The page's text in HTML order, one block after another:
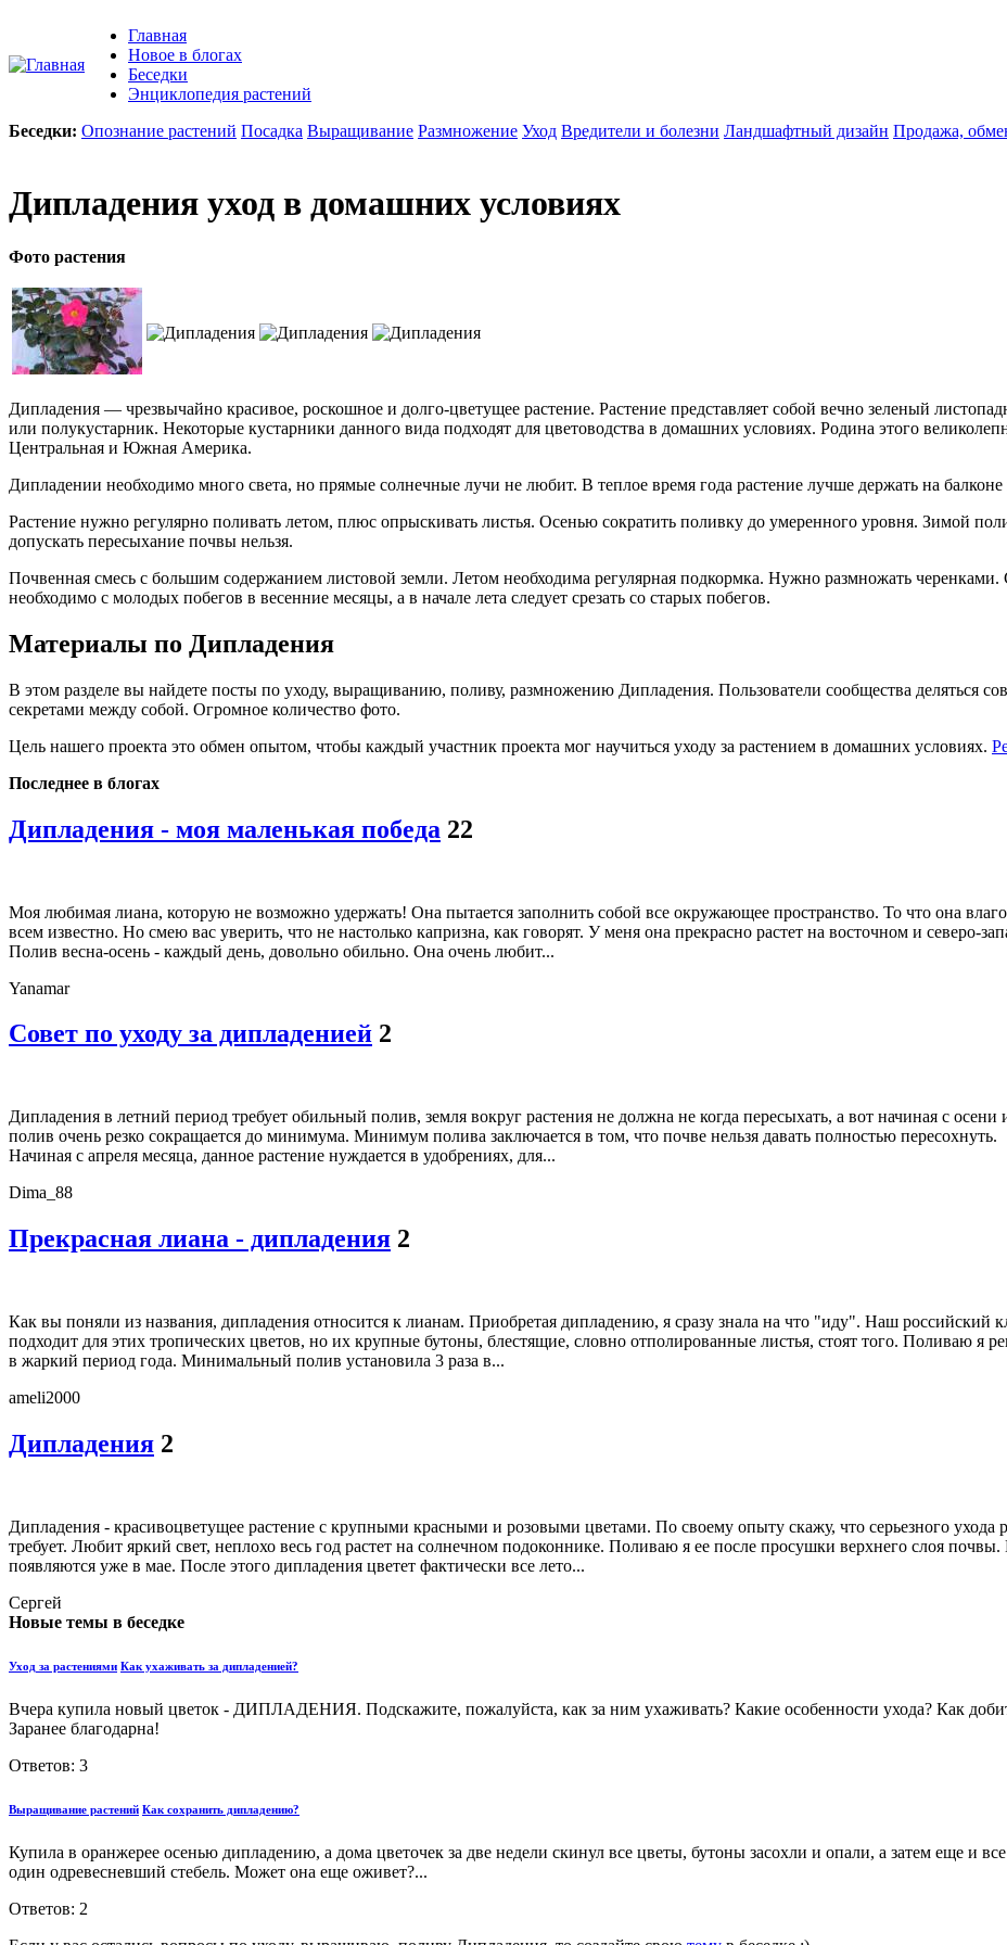
Главная
Новое в блогах
Беседки
Энциклопедия растений
Беседки: Опознание растений Посадка Выращивание Размножение Уход Вредители и болезни Ландшафтный дизайн Продажа,
Дипладения уход в домашних условиях
Фото растения
Дипладения — чрезвычайно красивое, роскошное и долго-цветущее растение. Растение представляет собой вечно зеленый
или полукустарник. Некоторые кустарники данного вида подходят для цветоводства в домашних условиях. Родина этого
Центральная и Южная Америка.
Дипладении необходимо много света, но прямые солнечные лучи не любит. В теплое время года растение лучше держать на балконе
Растение нужно регулярно поливать летом, плюс опрыскивать листья. Осенью сократить поливку до умеренного уровня. Зимой
допускать пересыхание почвы нельзя.
Почвенная смесь с большим содержанием листовой земли. Летом необходима регулярная подкормка. Нужно размножать черенками.
необходимо с молодых побегов в весенние месяцы, а в начале лета следует срезать со старых побегов.
Материалы по Дипладения
В этом разделе вы найдете посты по уходу, выращиванию, поливу, размножению Дипладения. Пользователи сообщества деляться
секретами между собой. Огромное количество фото.
Цель нашего проекта это обмен опытом, чтобы каждый участник проекта мог научиться уходу за растением в домашних условиях.
Последнее в блогах
Дипладения - моя маленькая победа 22
Моя любимая лиана, которую не возможно удержать! Она пытается заполнить собой все окружающее пространство. То что она
всем известно. Но смею вас уверить, что не настолько капризна, как говорят. У меня она прекрасно растет на восточном и северо-
Полив весна-осень - каждый день, довольно обильно. Она очень любит...
Yanamar
Совет по уходу за дипладенией 2
Дипладения в летний период требует обильный полив, земля вокруг растения не должна не когда пересыхать, а вот начиная с
полив очень резко сокращается до минимума. Минимум полива заключается в том, что почве нельзя давать полностью пересохнуть.
Начиная с апреля месяца, данное растение нуждается в удобрениях, для...
Dima_88
Прекрасная лиана - дипладения 2
Как вы поняли из названия, дипладения относится к лианам. Приобретая дипладению, я сразу знала на что "иду". Наш российский
подходит для этих тропических цветов, но их крупные бутоны, блестящие, словно отполированные листья, стоят того. Поливаю я
в жаркий период года. Минимальный полив установила 3 раза в...
ameli2000
Дипладения 2
Дипладения - красивоцветущее растение с крупными красными и розовыми цветами. По своему опыту скажу, что серьезного ухода
требует. Любит яркий свет, неплохо весь год растет на солнечном подоконнике. Поливаю я ее после просушки верхнего слоя
появляются уже в мае. После этого дипладения цветет фактически все лето...
Сергей
Новые темы в беседке
Уход за растениями Как ухаживать за дипладенией?
Вчера купила новый цветок - ДИПЛАДЕНИЯ. Подскажите, пожалуйста, как за ним ухаживать? Какие особенности ухода? Как
Заранее благодарна!
Ответов: 3
Выращивание растений Как сохранить дипладению?
Купила в оранжерее осенью дипладению, а дома цветочек за две недели скинул все цветы, бутоны засохли и опали, а затем еще и
один одревесневший стебель. Может она еще оживет?...
Ответов: 2